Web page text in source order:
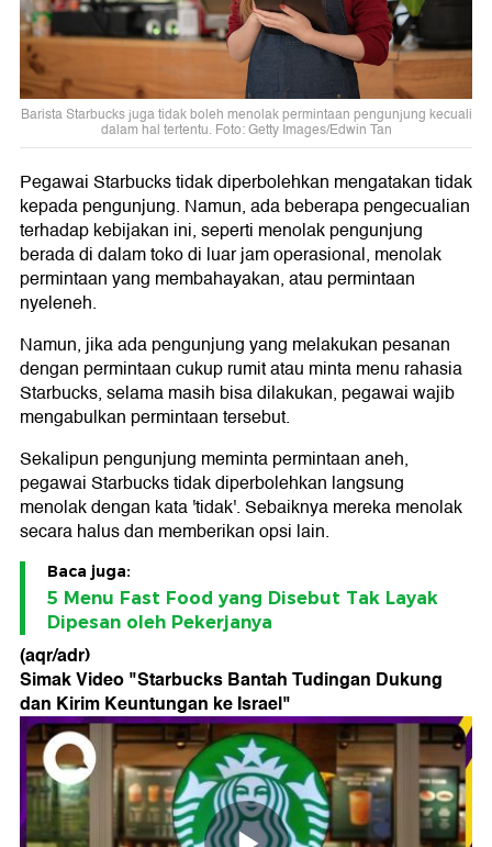
Barista Starbucks juga tidak boleh menolak permintaan pengunjung kecuali
dalam hal tertentu. Foto: Getty Images/Edwin Tan
Pegawai Starbucks tidak diperbolehkan mengatakan tidak
kepada pengunjung. Namun, ada beberapa pengecualian
terhadap kebijakan ini, seperti menolak pengunjung
berada di dalam toko di luar jam operasional, menolak
permintaan yang membahayakan, atau permintaan
nyeleneh.
Namun, jika ada pengunjung yang melakukan pesanan
dengan permintaan cukup rumit atau minta menu rahasia
Starbucks, selama masih bisa dilakukan, pegawai wajib
mengabulkan permintaan tersebut.
Sekalipun pengunjung meminta permintaan aneh,
pegawai Starbucks tidak diperbolehkan langsung
menolak dengan kata 'tidak'. Sebaiknya mereka menolak
secara halus dan memberikan opsi lain.
Baca juga:
5 Menu Fast Food yang Disebut Tak Layak
Dipesan oleh Pekerjanya
(aqr/adr)
Simak Video "Starbucks Bantah Tudingan Dukung
dan Kirim Keuntungan ke Israel"